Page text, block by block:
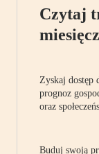
Czytaj
Zyskaj dostęp
prognoz
oraz
Buduj swoją